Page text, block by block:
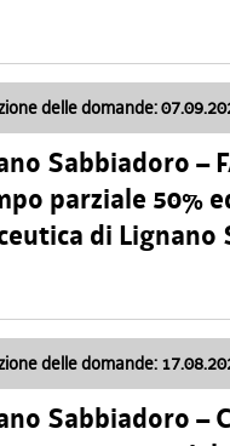
delle domande:
Sabbiadoro –
parziale
di
delle domande:
Sabbiadoro –